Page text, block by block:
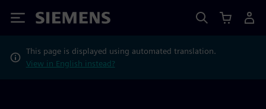
Siemens
This page is displayed using automated translation.
View in English instead?